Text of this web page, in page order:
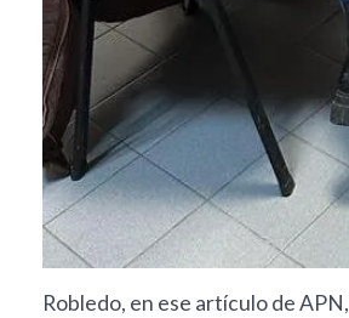
Robledo, en ese artículo de